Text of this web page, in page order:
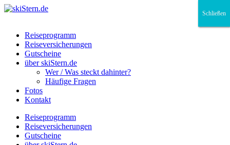
Reiseprogramm
Reiseversicherungen
Gutscheine
über skiStern.de
Wer / Was steckt dahinter?
Häufige Fragen
Fotos
Kontakt
Reiseprogramm
Reiseversicherungen
Gutscheine
Schließen
Schließen
Schließen